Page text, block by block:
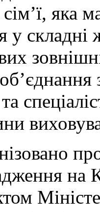
сім’ї,
у складні
на